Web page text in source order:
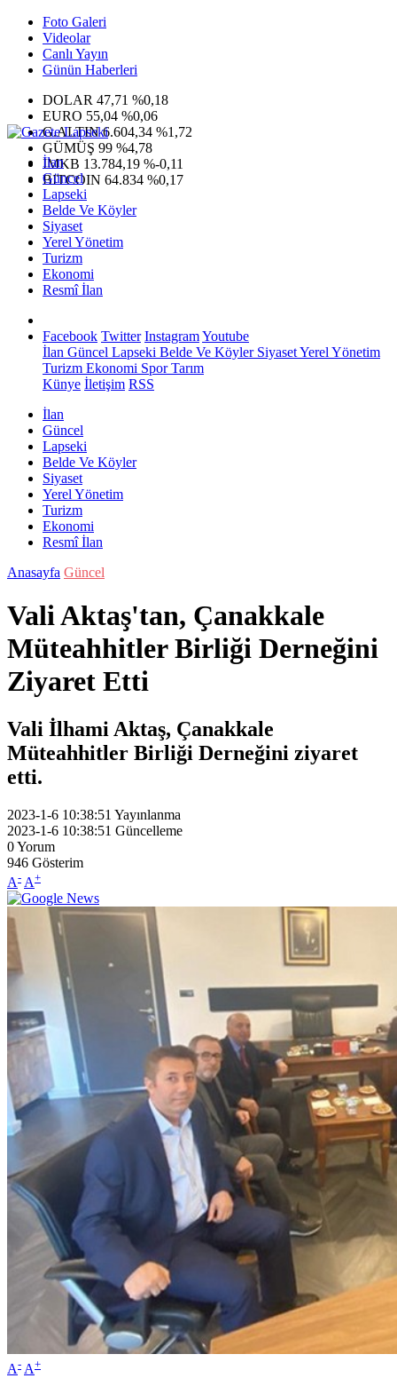
Foto Galeri
Videolar
Canlı Yayın
Günün Haberleri
DOLAR 47,71 %0,18
EURO 55,04 %0,06
G.ALTIN6.604,34 %1,72
GÜMÜŞ 99 %4,78
IMKB 13.784,19 %-0,11
BITCOIN 64.834 %0,17
İlan
Güncel
Lapseki
Belde Ve Köyler
Siyaset
Yerel Yönetim
Turizm
Ekonomi
Resmî İlan
Facebook Twitter InstagramYoutube
İlan Güncel Lapseki Belde Ve KöylerSiyasetYerel Yönetim
Turizm Ekonomi SporTarım
Künye İletişim RSS
İlan
Güncel
Lapseki
Belde Ve Köyler
Siyaset
Yerel Yönetim
Turizm
Ekonomi
Resmî İlan
Anasayfa Güncel
Vali Aktaş'tan, Çanakkale
Müteahhitler Birliği Derneğini
Ziyaret Etti
Vali İlhami Aktaş, Çanakkale
Müteahhitler Birliği Derneğini ziyaret
etti.
2023-1-6 10:38:51 Yayınlanma
2023-1-6 10:38:51 Güncelleme
0Yorum
946 Gösterim
A- A+
A- A+